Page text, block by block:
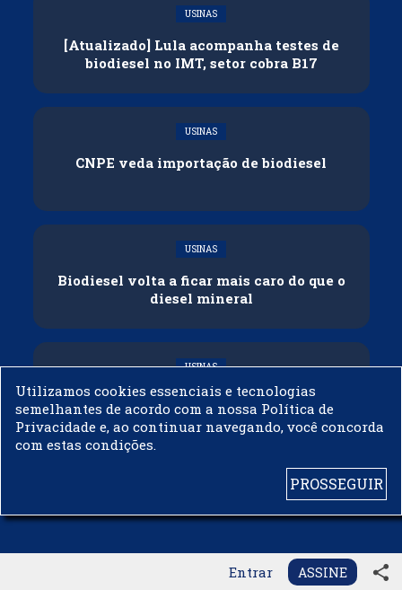
Entrar ASSINE share
USINAS
[Atualizado] Lula acompanha testes de
biodiesel no IMT, setor cobra B17
USINAS
CNPE veda importação de biodiesel
USINAS
Biodiesel volta a ficar mais caro do que o
diesel mineral
USINAS
[Artigo] O triunfo da biologia:
previsibilidade e ciência como motor para
o futuro do biodiesel no Brasil
Utilizamos cookies essenciais e tecnologias
semelhantes de acordo com a nossa Política de
Privacidade e, ao continuar navegando, você concorda
com estas condições.
PROSSEGUIR